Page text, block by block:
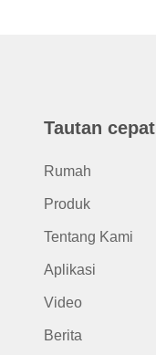
Tautan cepat
Rumah
Produk
Tentang Kami
Aplikasi
Video
Berita